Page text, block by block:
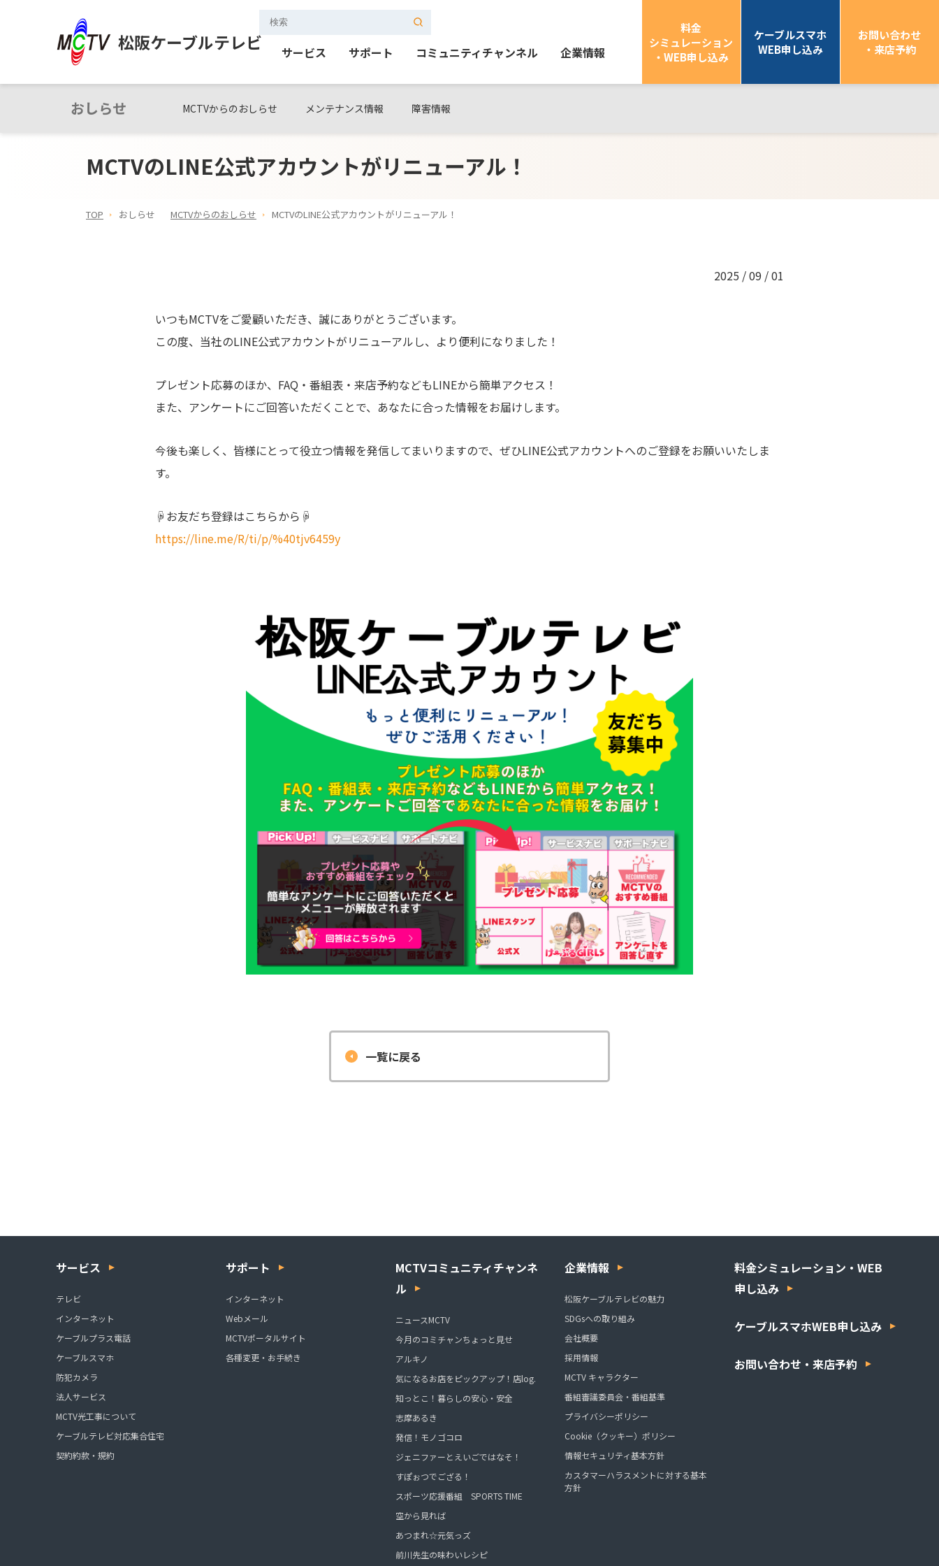
松阪ケーブルテレビ サービス サポート コミュニティチャンネル 企業情報
料金
シミュレーション
・WEB申し込み
ケーブルスマホ
WEB申し込み
お問い合わせ
・来店予約
おしらせ MCTVからのおしらせ メンテナンス情報 障害情報
MCTVのLINE公式アカウントがリニューアル！
TOP おしらせ MCTVからのおしらせ MCTVのLINE公式アカウントがリニューアル！
2025 / 09 / 01
いつもMCTVをご愛顧いただき、誠にありがとうございます。
この度、当社のLINE公式アカウントがリニューアルし、より便利になりました！
プレゼント応募のほか、FAQ・番組表・来店予約などもLINEから簡単アクセス！
また、アンケートにご回答いただくことで、あなたに合った情報をお届けします。
今後も楽しく、皆様にとって役立つ情報を発信してまいりますので、ぜひLINE公式アカウントへのご登録をお願いいたしま
す。
☟お友だち登録はこちらから☟
https://line.me/R/ti/p/%40tjv6459y
一覧に戻る
サービス
テレビ
インターネット
ケーブルプラス電話
ケーブルスマホ
防犯カメラ
法人サービス
MCTV光工事について
ケーブルテレビ対応集合住宅
契約約款・規約
サポート
インターネット
Webメール
MCTVポータルサイト
各種変更・お手続き
MCTVコミュニティチャンネ
ル
ニュースMCTV
今月のコミチャンちょっと見せ
アルキノ
気になるお店をピックアップ！店log.
知っとこ！暮らしの安心・安全
志摩あるき
発信！モノゴコロ
ジェニファーとえいごではなそ！
すぽぉつでござる！
スポーツ応援番組 SPORTS TIME
空から見れば
あつまれ☆元気っズ
前川先生の味わいレシピ
企業情報
松阪ケーブルテレビの魅力
SDGsへの取り組み
会社概要
採用情報
MCTV キャラクター
番組審議委員会・番組基準
プライバシーポリシー
Cookie（クッキー）ポリシー
情報セキュリティ基本方針
カスタマーハラスメントに対する基本
方針
料金シミュレーション・WEB
申し込み
ケーブルスマホWEB申し込み
お問い合わせ・来店予約